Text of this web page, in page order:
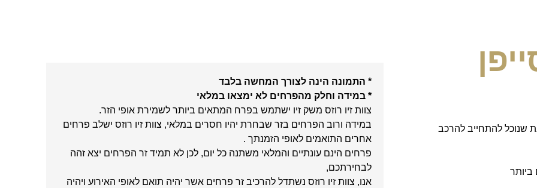
שנוכל להתחייב להרכב
* התמונה הינה לצורך המחשה בלבד
* במידה וחלק מהפרחים לא ימצאו במלאי
צוות זיו רוזס משק זיו ישתמש בפרח המתאים ביותר לשמירת אופי הזר.
במידה ורוב הפרחים בזר שבחרת יהיו חסרים במלאי, צוות זיו רוזס ישלב פרחים
אחרים התואמים לאופי הזמנתך .
פרחים הינם עונתיים והמלאי משתנה כל יום, לכן לא תמיד זר הפרחים יצא זהה
לבחירתכם,
אנו, צוות זיו רוזס נשתדל להרכיב זר פרחים אשר יהיה תואם לאופי האירוע ויהיה